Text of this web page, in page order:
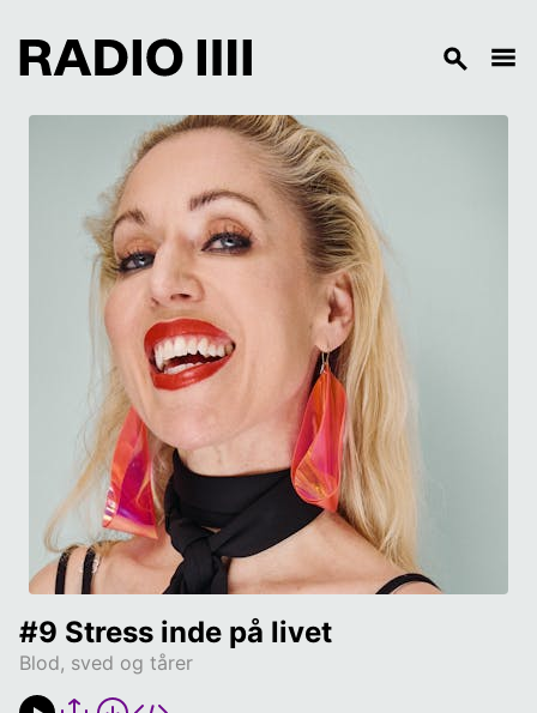
Blod, sved og tårer
#9 Stress inde på livet